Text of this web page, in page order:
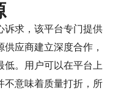
诉求，该平台专门提供
应商建立深度合作，
低。用户可以在平台上
不意味着质量打折，所